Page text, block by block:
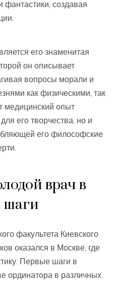
фантастики, создавая
его знаменитая
он описывает
вопросы морали и
как физическими, так
медицинский опыт
его творчества, но и
его философские
врач в
шаги
факультета Киевского
оказался в Москве, где
Первые шаги в
ординатора в различных